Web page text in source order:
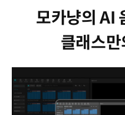
모카냥의 AI
클래스